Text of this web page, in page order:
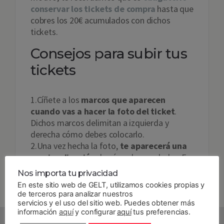
conservar los tickets de compra hasta que
cobres los 20€ acumulados con dichos
tickets.
Consejos para subir tus
tickets
1.Cíñete a los marcos que aparecen
cuando vas a hacer la foto del ticket.
Dichos marcos delimitan a izquierda y
derecha cómo debes colocarlo.
2.Una vez hecha la foto, te aparecerá una
previsualizaciónde cómo ha quedado. ¡Es
el momento de comprobar si aparecen
todos los datos del ticket!
3.Puedesrepetir la foto tantas veces
como quieraspulsando en el botón
«repetir».
Nos importa tu privacidad
En este sitio web de GELT, utilizamos cookies propias y
de terceros para analizar nuestros
servicios y el uso del sitio web. Puedes obtener más
informaciónaquíy configuraraquítus preferencias.